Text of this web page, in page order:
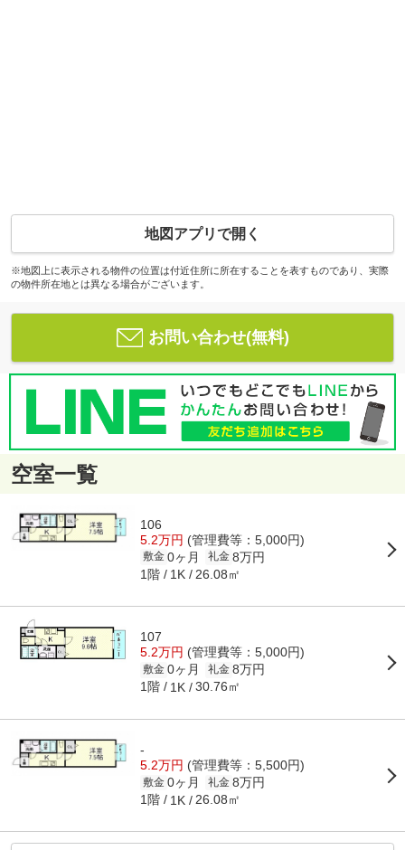
地図アプリで開く
※地図上に表示される物件の位置は付近住所に所在することを表すものであり、実際
の物件所在地とは異なる場合がございます。
お問い合わせ(無料)
空室一覧
106
5.2万円 (管理費等：5,000円)
敷金 0ヶ月 礼金 8万円
1階 1K 26.08㎡
107
5.2万円 (管理費等：5,000円)
敷金 0ヶ月 礼金 8万円
1階 1K 30.76㎡
-
5.2万円 (管理費等：5,500円)
敷金 0ヶ月 礼金 8万円
1階 1K 26.08㎡